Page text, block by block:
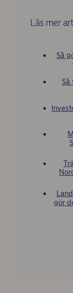
Läs mer
Så
Så
gör